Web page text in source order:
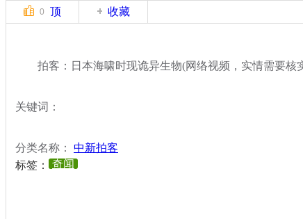
0 顶 收藏
拍客：日本海啸时现诡异生物(网络视频，实情需要核
关键词：
分类名称： 中新拍客
标签：
奇闻